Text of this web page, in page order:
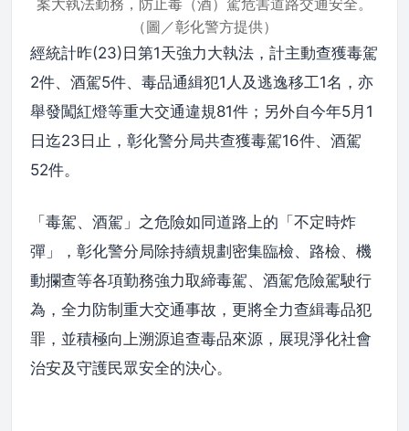
案大執法勤務，防止毒（酒）駕危害道路交通安全。
（圖／彰化警方提供）
經統計昨(23)日第1天強力大執法，計主動查獲毒駕
2件、酒駕5件、毒品通緝犯1人及逃逸移工1名，亦
舉發闖紅燈等重大交通違規81件；另外自今年5月1
日迄23日止，彰化警分局共查獲毒駕16件、酒駕
52件。
「毒駕、酒駕」之危險如同道路上的「不定時炸
彈」，彰化警分局除持續規劃密集臨檢、路檢、機
動攔查等各項勤務強力取締毒駕、酒駕危險駕駛行
為，全力防制重大交通事故，更將全力查緝毒品犯
罪，並積極向上溯源追查毒品來源，展現淨化社會
治安及守護民眾安全的決心。